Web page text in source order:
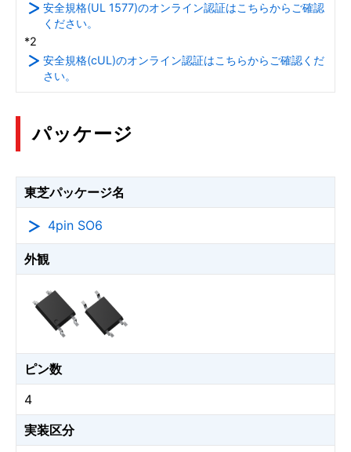
安全規格(UL 1577)のオンライン認証はこちらからご確認
ください。
*2
安全規格(cUL)のオンライン認証はこちらからご確認くだ
さい。
パッケージ
東芝パッケージ名
4pin SO6
外観
ピン数
4
実装区分